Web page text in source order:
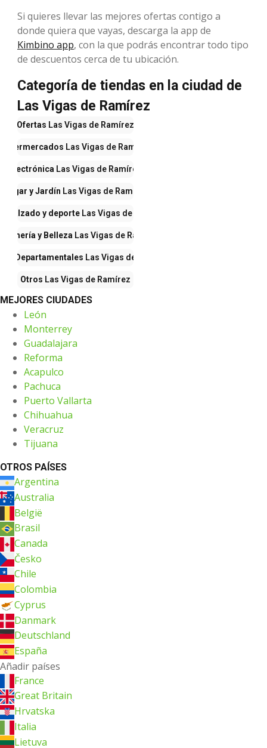
Si quieres llevar las mejores ofertas contigo a
donde quiera que vayas, descarga la app de
Kimbino app, con la que podrás encontrar todo tipo
de descuentos cerca de tu ubicación.
Categoría de tiendas en la ciudad de
Las Vigas de Ramírez
Ofertas Las Vigas de Ramírez
Supermercados Las Vigas de Ramírez
Electrónica Las Vigas de Ramírez
Hogar y Jardín Las Vigas de Ramírez
calzado y deporteLas Vigas de Ramírez
y Belleza Las Vigas de Ramírez
Departamentales Las Vigas de Ramírez
Otros Las Vigas de Ramírez
MEJORES CIUDADES
León
Monterrey
Guadalajara
Reforma
Acapulco
Pachuca
Puerto Vallarta
Chihuahua
Veracruz
Tijuana
OTROS PAÍSES
Argentina
Australia
België
Brasil
Canada
Česko
Chile
Colombia
Cyprus
Danmark
Deutschland
España
Añadir países
France
Great Britain
Hrvatska
Italia
Lietuva